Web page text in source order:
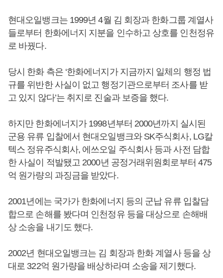
현대오일뱅크는 1999년 4월 김 회장과 한화그룹 계열사
들로부터 한화에너지 지분을 인수하고 상호를 인천정유
로 바꿨다.
당시 한화 측은 ‘한화에너지가 지금까지 일체의 행정 법
규를 위반한 사실이 없고 행정기관으로부터 조사를 받
고 있지 않다’는 취지로 진술과 보증을 했다.
하지만 한화에너지가 1998년부터 2000년까지 실시된
군용 유류 입찰에서 현대오일뱅크와 SK주식회사, LG칼
텍스 정유주식회사, 에쓰오일 주식회사 등과 사전 담합
한 사실이 적발됐고 2000년 공정거래위원회로부터 475
억 원가량의 과징금을 받았다.
2001년에는 국가가 한화에너지 등의 군납 유류 입찰담
합으로 손해를 봤다며 인천정유 등을 대상으로 손해배
상 소송을 내기도 했다.
2002년 현대오일뱅크는 김 회장과 한화 계열사 등을 상
대로 322억 원가량을 배상하라며 소송을 제기했다.